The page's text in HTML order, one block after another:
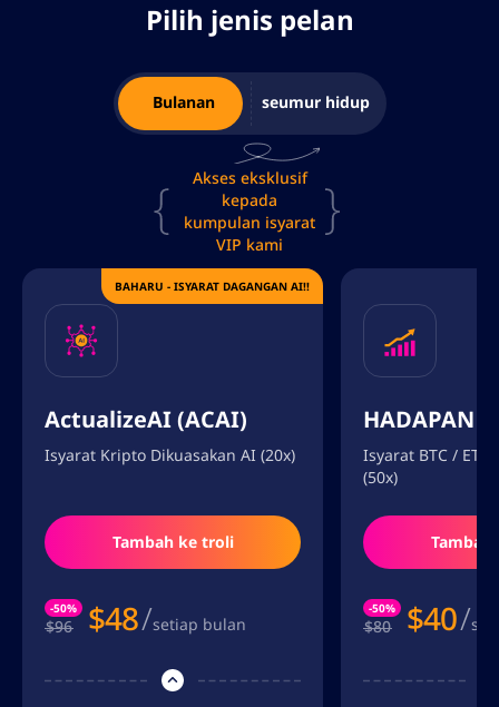
Pilih jenis pelan
Bulanan seumur hidup
Akses eksklusif
kepada
kumpulan isyarat
VIP kami
BAHARU - ISYARAT DAGANGAN AI!!
ActualizeAI (ACAI)
Isyarat Kripto Dikuasakan AI (20x)
Tambah ke troli
-50%
$96 $48/setiap bulan
HADAPAN
Isyarat BTC /
(50x)
-50%
$80 $40/